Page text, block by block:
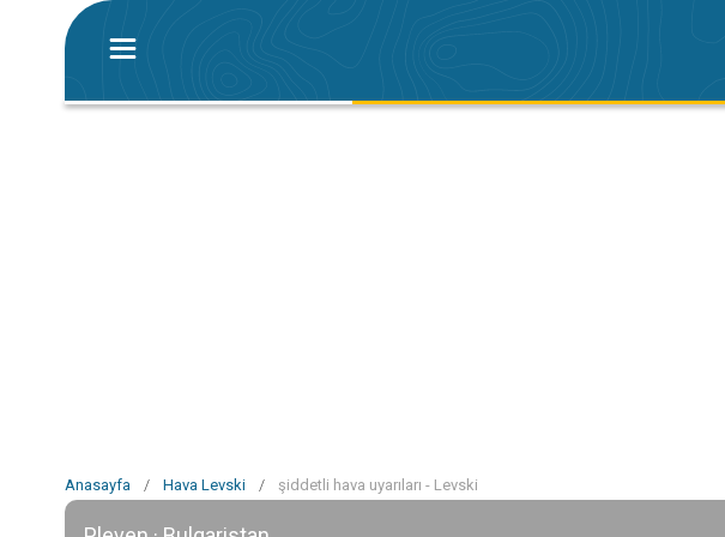
Anasayfa / Hava Levski / şiddetli hava uyarıları - Levski